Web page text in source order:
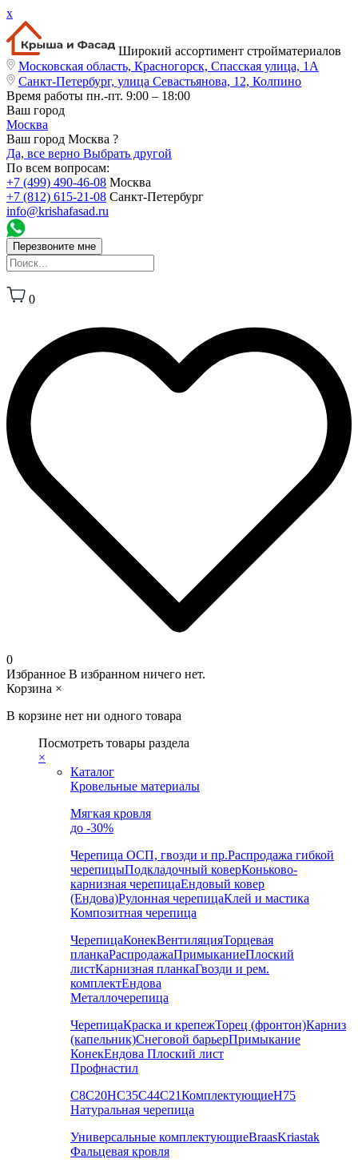
x
Широкий ассортимент стройматериалов
Московская область, Красногорск, Спасская улица, 1А
Санкт-Петербург, улица Севастьянова, 12, Колпино
Время работы пн.-пт. 9:00 – 18:00
Ваш город
Москва
Ваш город Москва ?
Да, все верно Выбрать другой
По всем вопросам:
+7 (499) 490-46-08 Москва
+7 (812) 615-21-08 Санкт-Петербург
info@krishafasad.ru
Перезвоните мне
0
0
Избранное В избранном ничего нет.
Корзина ×
В корзине нет ни одного товара
Посмотреть товары раздела
×
Каталог
Кровельные материалы
Мягкая кровля
до -30%
Черепица ОСП, гвозди и пр.Распродажа гибкой
черепицыПодкладочный коверКоньково-
карнизная черепицаЕндовый ковер
(Ендова)Рулонная черепицаКлей и мастика
Композитная черепица
ЧерепицаКонекВентиляцияТорцевая
планкаРаспродажаПримыканиеПлоский
листКарнизная планкаГвозди и рем.
комплектЕндова
Металлочерепица
ЧерепицаКраска и крепежТорец (фронтон)Карниз
(капельник)Снеговой барьерПримыкание
КонекЕндова Плоский лист
Профнастил
С8С20НС35С44С21КомплектующиеН75
Натуральная черепица
Универсальные комплектующиеBraasKriastak
Фальцевая кровля